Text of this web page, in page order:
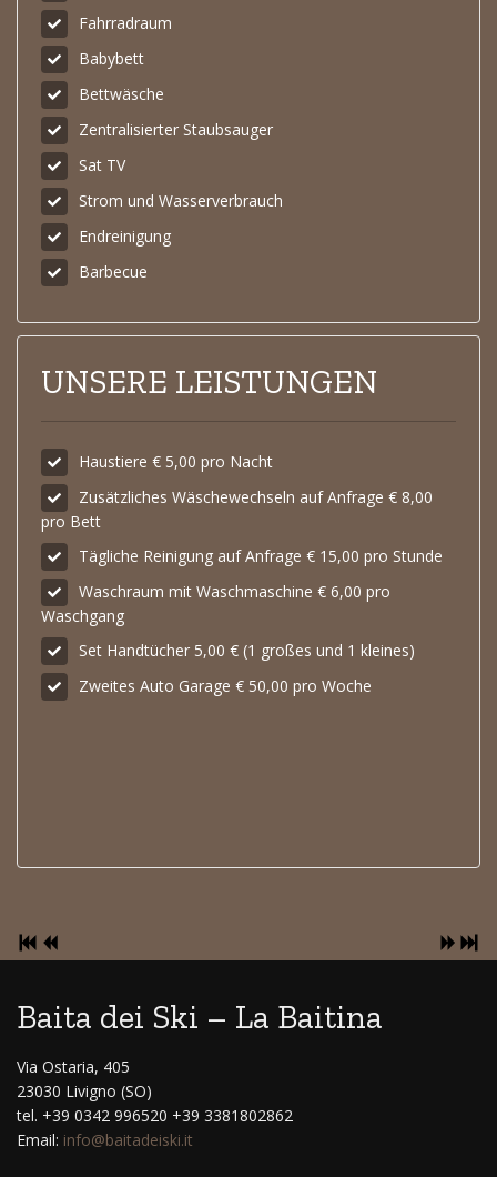
Fahrradraum
Babybett
Bettwäsche
Zentralisierter Staubsauger
Sat TV
Strom und Wasserverbrauch
Endreinigung
Barbecue
UNSERE LEISTUNGEN
Haustiere € 5,00 pro Nacht
Zusätzliches Wäschewechseln auf Anfrage € 8,00
pro Bett
Tägliche Reinigung auf Anfrage € 15,00 pro Stunde
Waschraum mit Waschmaschine € 6,00 pro
Waschgang
Set Handtücher 5,00 € (1 großes und 1 kleines)
Zweites Auto Garage € 50,00 pro Woche
Baita dei Ski – La Baitina
Via Ostaria, 405
23030 Livigno (SO)
tel. +39 0342 996520 +39 3381802862
Email: info@baitadeiski.it